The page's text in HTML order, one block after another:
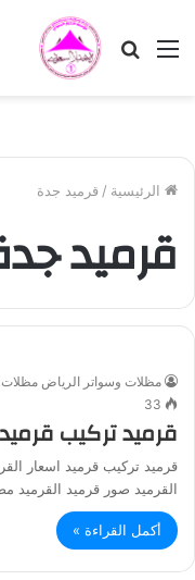
القائمة بحث
الرئيسية / قرميد جدة
قرميد
مظلات وسواتر الرياض مظلات
33
قرميد تركيب
قرميد تركيب قرميد اسعار
القرميد صور قرميد القرميد
أكمل القراءة »